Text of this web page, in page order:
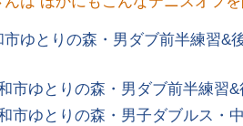
市ゆとりの森・男ダブ前半練習&
市ゆとりの森・男ダブ前半練習
市ゆとりの森・男子ダブルス・